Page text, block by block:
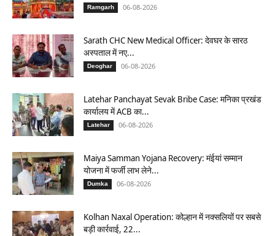
Ramgarh 06-08-2026
Sarath CHC New Medical Officer: देवघर के सारठ
अस्पताल में नए...
Deoghar 06-08-2026
Latehar Panchayat Sevak Bribe Case: मनिका प्रखंड
कार्यालय में ACB का...
Latehar 06-08-2026
Maiya Samman Yojana Recovery: मंईयां सम्मान
योजना में फर्जी लाभ लेने...
Dumka 06-08-2026
Kolhan Naxal Operation: कोल्हान में नक्सलियों पर सबसे
बड़ी कार्रवाई, 22...